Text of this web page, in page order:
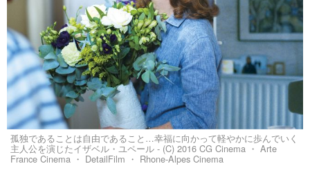
孤独であることは自由であること…幸福に向かって軽やかに歩んでいく
主人公を演じたイザベル・ユペール - (C) 2016 CG Cinema ・ Arte
France Cinema ・ DetailFilm ・ Rhone-Alpes Cinema